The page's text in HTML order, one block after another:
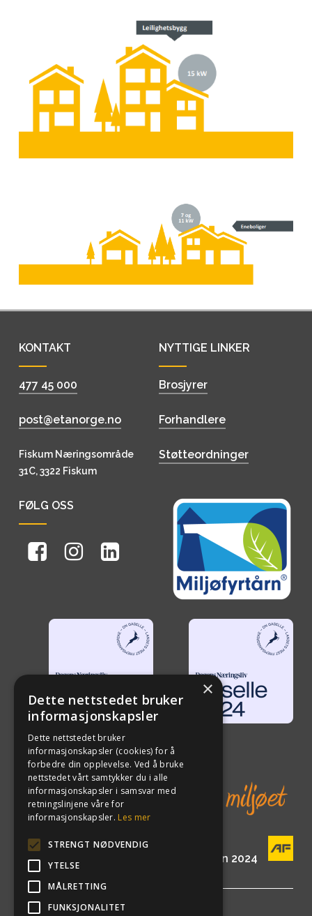
KONTAKT
477 45 000
post@etanorge.no
Fiskum Næringsområde
31C, 3322 Fiskum
NYTTIGE LINKER
Brosjyrer
Forhandlere
Støtteordninger
FØLG OSS
En del av AF Gruppen siden 2024
©2026ETA Norge AS
×
Dette nettstedet bruker
informasjonskapsler
Dette nettstedet bruker
informasjonskapsler (cookies) for å
forbedre din opplevelse. Ved å bruke
nettstedet vårt samtykker du i alle
informasjonskapsler i samsvar med
retningslinjene våre for
informasjonskapsler. Les mer
STRENGT NØDVENDIG
YTELSE
MÅLRETTING
FUNKSJONALITET